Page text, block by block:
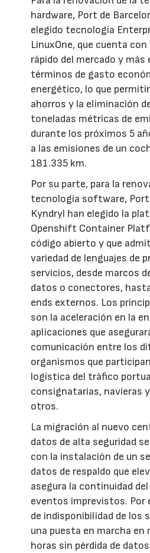
hardware, Port de
elegido tecnología
LinuxOne, que cuenta
rápido del mercado y
términos de gasto
energético, lo que
ahorros y la eliminación
toneladas métricas de
durante los próximos 5
a las emisiones de un
181.335 km.
Por su parte, para la
tecnología software, Port
Kyndryl han elegido la
Openshift Container
código abierto y que
variedad de lenguajes de
servicios, desde marcos
datos o conectores,
ends externos. Los
son la aceleración en la
aplicaciones que
comunicación entre los
organismos que
logística del tráfico
consignatarias, navieras
otros.
La migración al nuevo
datos de alta seguridad
con la instalación de un
datos de respaldo que
asegura la continuidad
eventos imprevistos. Por
de indisponibilidad de los
una puesta en marcha en
horas sin pérdida de